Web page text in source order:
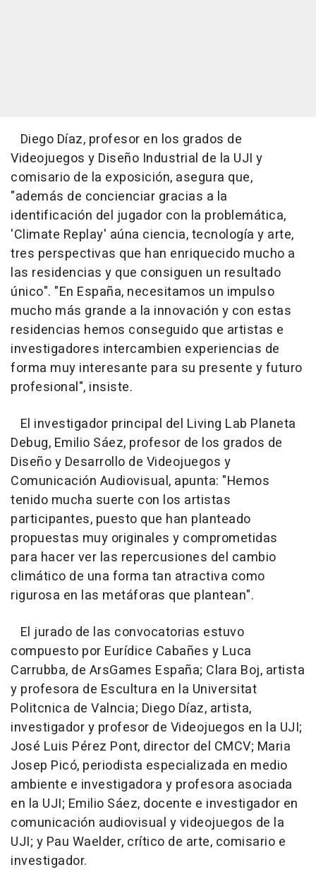
Diego Díaz, profesor en los grados de
Videojuegos y Diseño Industrial de la UJI y
comisario de la exposición, asegura que,
"además de concienciar gracias a la
identificación del jugador con la problemática,
'Climate Replay' aúna ciencia, tecnología y arte,
tres perspectivas que han enriquecido mucho a
las residencias y que consiguen un resultado
único". "En España, necesitamos un impulso
mucho más grande a la innovación y con estas
residencias hemos conseguido que artistas e
investigadores intercambien experiencias de
forma muy interesante para su presente y futuro
profesional", insiste.
El investigador principal del Living Lab Planeta
Debug, Emilio Sáez, profesor de los grados de
Diseño y Desarrollo de Videojuegos y
Comunicación Audiovisual, apunta: "Hemos
tenido mucha suerte con los artistas
participantes, puesto que han planteado
propuestas muy originales y comprometidas
para hacer ver las repercusiones del cambio
climático de una forma tan atractiva como
rigurosa en las metáforas que plantean".
El jurado de las convocatorias estuvo
compuesto por Eurídice Cabañes y Luca
Carrubba, de ArsGames España; Clara Boj, artista
y profesora de Escultura en la Universitat
Politcnica de Valncia; Diego Díaz, artista,
investigador y profesor de Videojuegos en la UJI;
José Luis Pérez Pont, director del CMCV; Maria
Josep Picó, periodista especializada en medio
ambiente e investigadora y profesora asociada
en la UJI; Emilio Sáez, docente e investigador en
comunicación audiovisual y videojuegos de la
UJI; y Pau Waelder, crítico de arte, comisario e
investigador.